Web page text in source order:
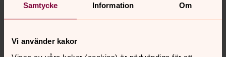
Samtycke Information Om
Vi använder kakor